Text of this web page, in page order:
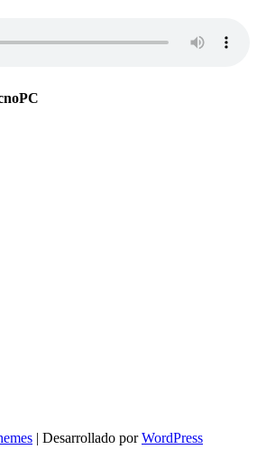
| Desarrollado porWordPress